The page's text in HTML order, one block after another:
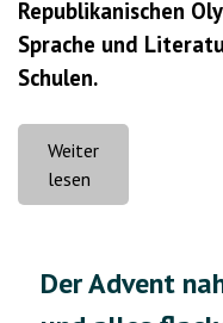
Republikanischen
Sprache und
Schulen.
Weiter
lesen
Wilhelm:
неміспiн”“
Der Advent